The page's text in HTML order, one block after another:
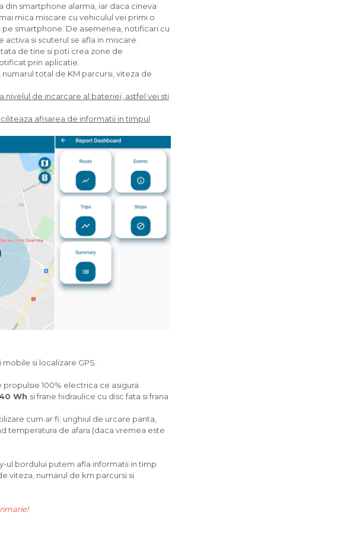
din smartphone alarma, iar daca cineva
mica miscare cu vehiculul vei primi o
smartphone. De asemenea, notificari cu
activa si scuterul se afla in miscare.
de tine si poti crea zone de
prin aplicatie.
total de KM parcursi, viteza de
nivelul de incarcare al bateriei, astfel vei sti
afisarea de informatii in timpul
si localizare GPS.
100% electrica ce asigura
Wh si frane hidraulice cu disc fata si frana
cum ar fi: unghiul de urcare panta,
temperatura de afara (daca vremea este
ul bordului putem afla informatii in timp
viteza, numarul de km parcursi si